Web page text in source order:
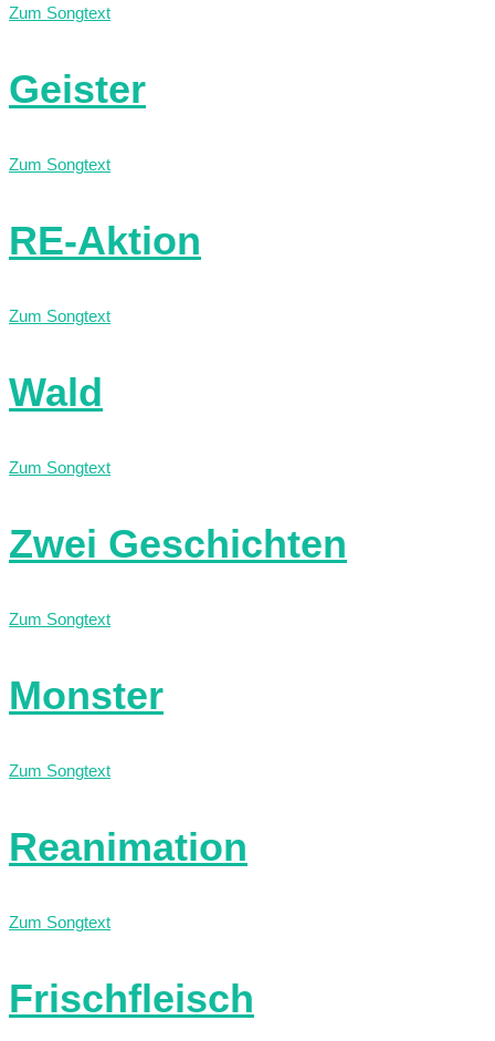
Zum Songtext
Geister
Zum Songtext
RE-Aktion
Zum Songtext
Wald
Zum Songtext
Zwei Geschichten
Zum Songtext
Monster
Zum Songtext
Reanimation
Zum Songtext
Frischfleisch